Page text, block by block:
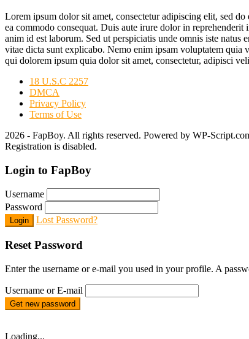
Lorem ipsum dolor sit amet, consectetur adipiscing elit, sed
ea commodo consequat. Duis aute irure dolor in
anim id est laborum. Sed ut perspiciatis unde omnis iste natus
vitae dicta sunt explicabo. Nemo enim ipsam voluptatem quia
qui dolorem ipsum quia dolor sit amet, consectetur, adipisci
18 U.S.C 2257
DMCA
Privacy Policy
Terms of Use
2026 - FapBoy. All rights reserved. Powered by WP-
Registration is disabled.
Login to FapBoy
Username
Password
Login Lost Password?
Reset Password
Enter the username or e-mail you used in your profile. A
Username or E-mail
Get new password
Loading...